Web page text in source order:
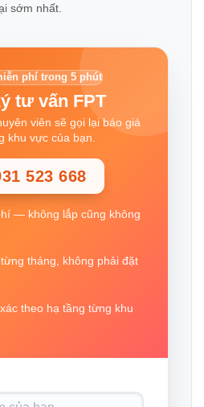
sớm nhất.
phí trong 5 phút
tư vấn FPT
viên sẽ gọi lại báo giá
khu vực của bạn.
523 668
— không lắp cũng không
tháng, không phải đặt
theo hạ tầng từng khu